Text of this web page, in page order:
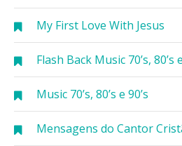
My First Love With Jesus
Flash Back Music 70’s, 80’s
Music 70’s, 80’s e 90’s
Mensagens do Cantor